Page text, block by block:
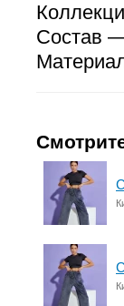
Состав